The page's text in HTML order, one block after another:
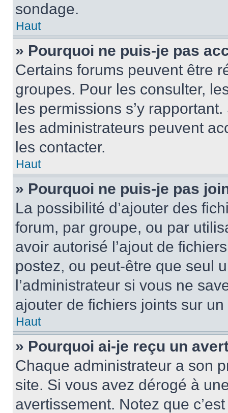
sondage.
Haut
» Pourquoi ne puis-je pas
Certains forums peuvent être
groupes. Pour les consulter,
les permissions s’y
les administrateurs peuvent
les contacter.
Haut
» Pourquoi ne puis-je pas
La possibilité d’ajouter des
forum, par groupe, ou par
avoir autorisé l’ajout de
postez, ou peut-être que seul
l’administrateur si vous ne
ajouter de fichiers joints sur un
Haut
» Pourquoi ai-je reçu un
Chaque administrateur a son
site. Si vous avez dérogé à
avertissement. Notez que